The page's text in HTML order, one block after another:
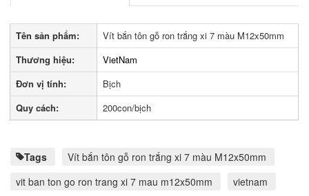
Tên sản phẩm:
Vít bắn tôn gỗ ron trắng xi 7 màu M12x50mm
Thương hiệu:
VietNam
Đơn vị tính:
Bịch
Quy cách:
200con/bịch
Tags
Vít bắn tôn gỗ ron trắng xi 7 màu M12x50mm
vit ban ton go ron trang xi 7 mau m12x50mm
vietnam